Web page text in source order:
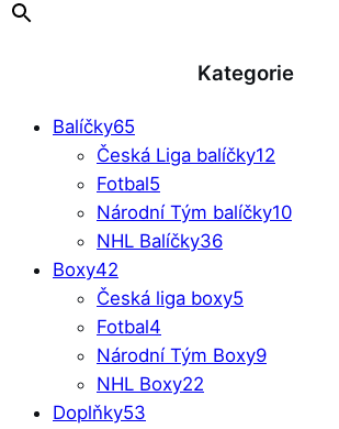
Kategorie
Balíčky65
Česká Liga balíčky12
Fotbal5
Národní Tým balíčky10
NHL Balíčky36
Boxy42
Česká liga boxy5
Fotbal4
Národní Tým Boxy9
NHL Boxy22
Doplňky53